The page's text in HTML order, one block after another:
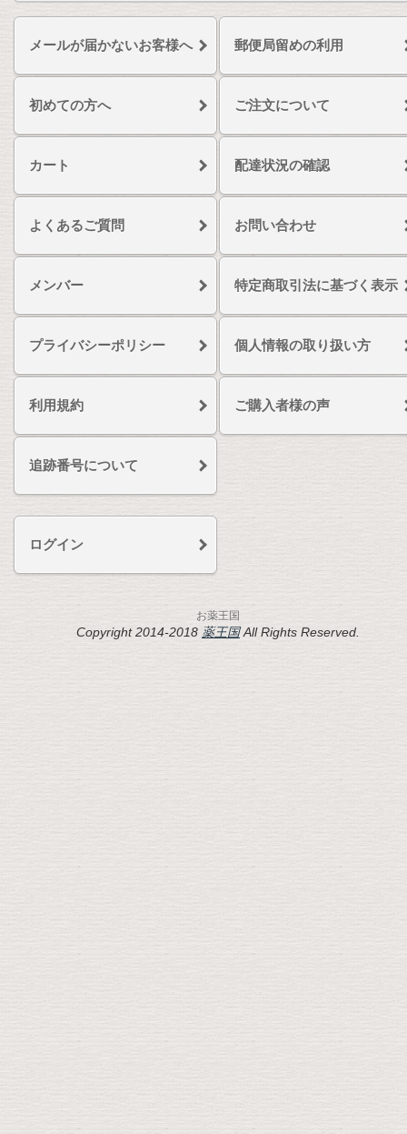
メールが届かないお客様へ 郵便局留めの利用
初めての方へ ご注文について
カート 配達状況の確認
よくあるご質問 お問い合わせ
メンバー 特定商取引法に基づく表示
プライバシーポリシー 個人情報の取り扱い方
利用規約 ご購入者様の声
追跡番号について
ログイン
お薬王国
Copyright 2014-2018 薬王国All Rights Reserved.